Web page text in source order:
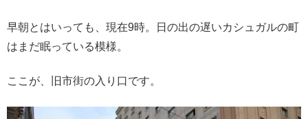
早朝とはいっても、現在9時。日の出の遅いカシュガルの町
はまだ眠っている模様。
ここが、旧市街の入り口です。